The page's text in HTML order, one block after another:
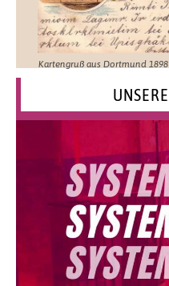
Kartengruß aus Dortmund